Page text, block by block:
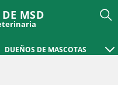
MSD
DUEÑOS DE MASCOTAS